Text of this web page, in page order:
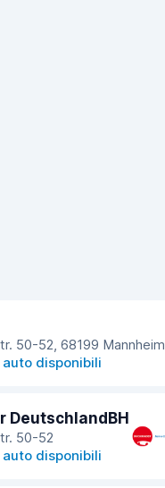
50-52, 68199 Mannheim
disponibili
DeutschlandBH
50-52
disponibili